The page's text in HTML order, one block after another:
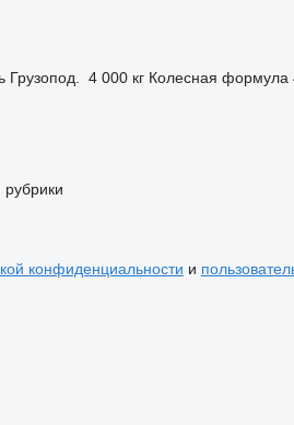
Грузопод. 4 000 кг Колесная формула
конфиденциальности и